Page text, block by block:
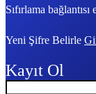
Sıfırlama
Yeni Şifre Belirle
Kayıt Ol